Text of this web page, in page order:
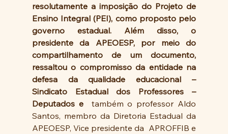
resolutamente a imposição do Projeto de
Ensino Integral (PEI), como proposto pelo
governo estadual. Além disso, o
presidente da APEOESP, por meio do
compartilhamento de um documento,
ressaltou o compromisso da entidade na
defesa da qualidade educacional –
Sindicato Estadual dos Professores –
Deputados e também o professor Aldo
Santos, membro da Diretoria Estadual da
APEOESP, Vice presidente da  APROFFIB e